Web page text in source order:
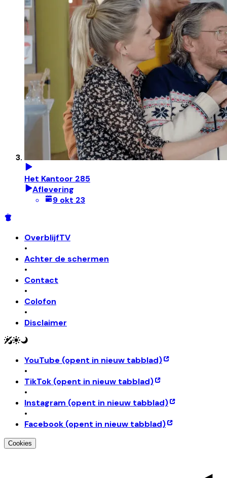
Het Kantoor 285
Aflevering
9 okt 23
OverblijfTV
•
Achter de schermen
•
Contact
•
Colofon
•
Disclaimer
YouTube (opent in nieuw tabblad)
•
TikTok (opent in nieuw tabblad)
•
Instagram (opent in nieuw tabblad)
•
Facebook (opent in nieuw tabblad)
Cookies